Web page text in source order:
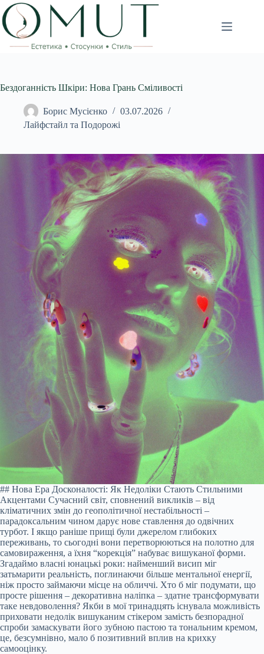
Перейти
до
вмісту
Бездоганність Шкіри: Нова Грань Сміливості
Борис Мусієнко
03.07.2026
Лайфстайл та Подорожі
## Нова Ера Досконалості: Як Недоліки Стають Стильними
Акцентами Сучасний світ, сповнений викликів – від
кліматичних змін до геополітичної нестабільності –
парадоксальним чином дарує нове ставлення до одвічних
турбот. І якщо раніше прищі були джерелом глибоких
переживань, то сьогодні вони перетворюються на полотно для
самовираження, а їхня “корекція” набуває вишуканої форми.
Згадаймо власні юнацькі роки: найменший висип міг
затьмарити реальність, поглинаючи більше ментальної енергії,
ніж просто займаючи місце на обличчі. Хто б міг подумати, що
просте рішення – декоративна наліпка – здатне трансформувати
таке невдоволення? Якби в мої тринадцять існувала можливість
приховати недолік вишуканим стікером замість безпорадної
спроби замаскувати його зубною пастою та тональним кремом,
це, безсумнівно, мало б позитивний вплив на крихку
самооцінку.